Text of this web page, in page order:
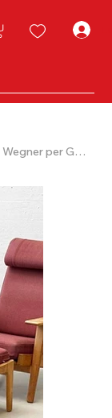
Poltrone alte GE 290 con pouf di Hans J. Wegner per Getama